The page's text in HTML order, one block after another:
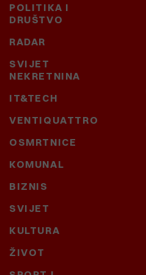
POLITIKA I
DRUŠTVO
RADAR
SVIJET
NEKRETNINA
IT&TECH
VENTIQUATTRO
OSMRTNICE
KOMUNAL
BIZNIS
SVIJET
KULTURA
ŽIVOT